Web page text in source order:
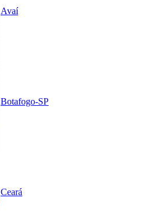
Avaí
Botafogo-SP
Ceará